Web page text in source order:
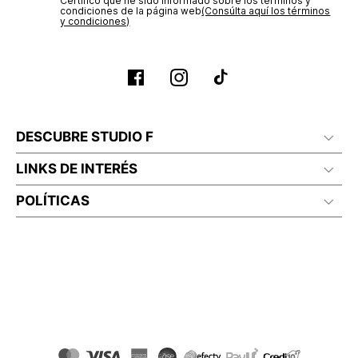
condiciones de la página web‎(Consúlta aquí los términos
y condiciones)
DESCUBRE STUDIO F
LINKS DE INTERÉS
POLÍTICAS